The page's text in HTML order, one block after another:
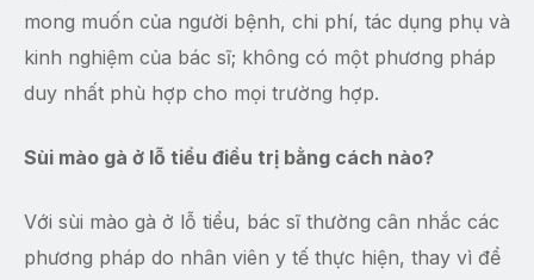
mong muốn của người bệnh, chi phí, tác dụng phụ và
kinh nghiệm của bác sĩ; không có một phương pháp
duy nhất phù hợp cho mọi trường hợp.
Sùi mào gà ở lỗ tiểu điều trị bằng cách nào?
Với sùi mào gà ở lỗ tiểu, bác sĩ thường cân nhắc các
phương pháp do nhân viên y tế thực hiện, thay vì để